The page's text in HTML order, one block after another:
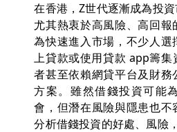
在香港，Z世代逐漸成為投
尤其熱衷於高風險、高回報
為快速進入市場，不少人選
上貸款或使用貸款 app籌集
者甚至依賴網貸平台及財
方案。雖然借錢投資可能
會，但潛在風險與隱患也不
分析借錢投資的好處、風險